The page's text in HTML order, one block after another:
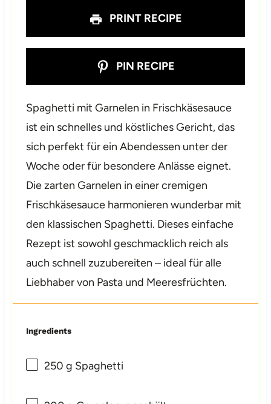
s
s
s
PRINT RECIPE
PIN RECIPE
Spaghetti mit Garnelen in Frischkäsesauce
ist ein schnelles und köstliches Gericht, das
sich perfekt für ein Abendessen unter der
Woche oder für besondere Anlässe eignet.
Die zarten Garnelen in einer cremigen
Frischkäsesauce harmonieren wunderbar mit
den klassischen Spaghetti. Dieses einfache
Rezept ist sowohl geschmacklich reich als
auch schnell zuzubereiten – ideal für alle
Liebhaber von Pasta und Meeresfrüchten.
Ingredients
250 g Spaghetti